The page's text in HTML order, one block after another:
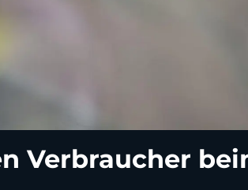
Verbraucher